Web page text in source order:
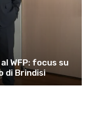
WFP: focus su
di Brindisi